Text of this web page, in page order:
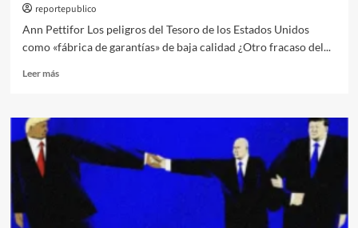
reportepublico
Ann Pettifor Los peligros del Tesoro de los Estados Unidos
como «fábrica de garantías» de baja calidad ¿Otro fracaso del...
Leer másLeer
¿Hará
estallar
Casino
Global
mercado